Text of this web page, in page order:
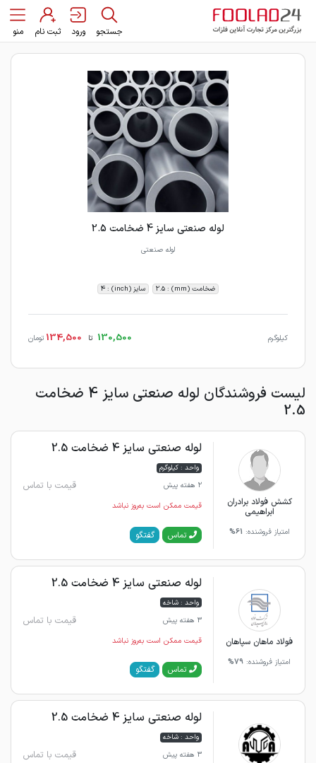
جستجو ورود ثبت نام منو
لوله صنعتی سایز 4 ضخامت 2.5
لوله صنعتی
ضخامت (mm) : 2.5 سایز (inch) : 4
کیلوگرم 130,500 تا 134,500 تومان
لیست فروشندگان لوله صنعتی سایز 4 ضخامت
2.5
کشش فولاد برادران
ابراهیمی
امتیاز فروشنده: 61%
لوله صنعتی سایز 4 ضخامت 2.5
واحد : کیلوگرم
2 هفته پیش
قیمت با تماس
قیمت ممکن است به‌روز نباشد
تماس گفتگو
فولاد ماهان سپاهان
امتیاز فروشنده: 79%
لوله صنعتی سایز 4 ضخامت 2.5
واحد : شاخه
3 هفته پیش
قیمت با تماس
قیمت ممکن است به‌روز نباشد
تماس گفتگو
لوله صنعتی سایز 4 ضخامت 2.5
واحد : شاخه
3 هفته پیش
قیمت با تماس